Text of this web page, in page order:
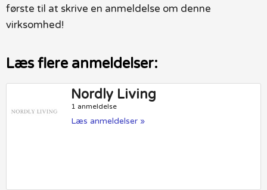
første til at skrive en anmeldelse om denne
virksomhed!
Læs flere anmeldelser:
Nordly Living
1 anmeldelse
Læs anmeldelser »